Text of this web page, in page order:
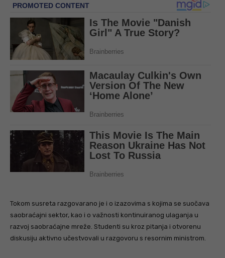
Tokom susreta razgovarano je i o izazovima s kojima se suočava
saobraćajni sektor, kao i o važnosti kontinuiranog ulaganja u
razvoj saobraćajne mreže. Studenti su kroz pitanja i otvorenu
diskusiju aktivno učestvovali u razgovoru s resornim ministrom.